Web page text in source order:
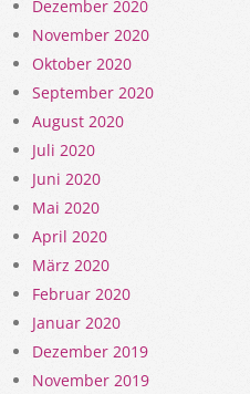
Dezember 2020
November 2020
Oktober 2020
September 2020
August 2020
Juli 2020
Juni 2020
Mai 2020
April 2020
März 2020
Februar 2020
Januar 2020
Dezember 2019
November 2019